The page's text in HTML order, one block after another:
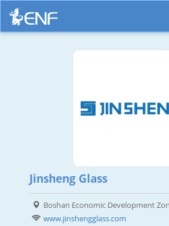
Jinsheng Glass
Boshan Economic Development
www.jinshengglass.com